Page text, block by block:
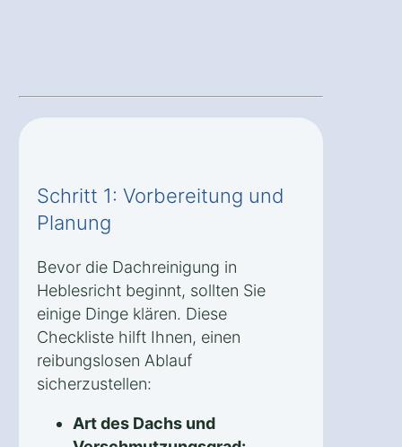
Schritt 1: Vorbereitung und
Planung
Bevor die Dachreinigung in
Heblesricht beginnt, sollten Sie
einige Dinge klären. Diese
Checkliste hilft Ihnen, einen
reibungslosen Ablauf
sicherzustellen:
Art des Dachs und